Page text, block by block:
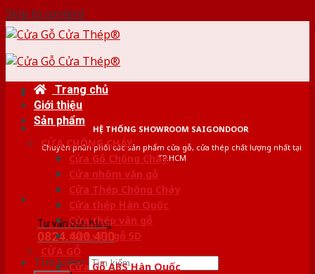
Skip to content
HỆ THỐNG SHOWROOM SAIGONDOOR
Chuyên phân phối các sản phẩm cửa gỗ, cửa thép chất lượng nhất tại
TP.HCM
Tư vấn bán hàng
0824.400.400
Tìm kiếm:
Trang chủ
Giới thiệu
Sản phẩm
CỬA CHỐNG CHÁY
Cửa Gỗ Chống Cháy
Cửa nhôm vân gỗ
Cửa Thép Chống Cháy
Cửa thép Hàn Quốc
Cửa thép vân gỗ
Cửa vân gỗ 5D
CỬA GỖ
Cửa Gỗ ABS Hàn Quốc